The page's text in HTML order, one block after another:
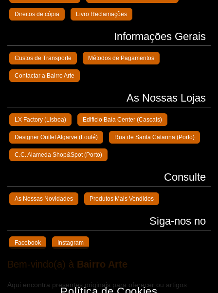
Direitos de cópia Livro Reclamações
Informações Gerais
Custos de Transporte Métodos de Pagamentos
Contactar a Bairro Arte
As Nossas Lojas
LX Factory (Lisboa) Edifício Baía Center (Cascais)
Designer Outlet Algarve (Loulé) Rua de Santa Catarina (Porto)
C.C. Alameda Shop&Spot (Porto)
Consulte
As Nossas Novidades Produtos Mais Vendidos
Siga-nos no
Facebook Instagram
Bem-vindo(a) à Bairro Arte
Aqui encontra presentes originais para oferecer ou artigos